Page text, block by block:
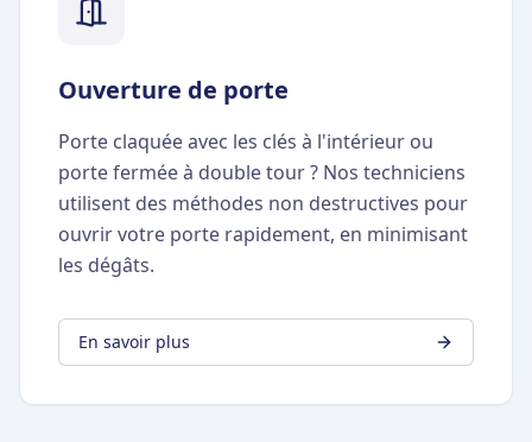
Ouverture de porte
Porte claquée avec les clés à l'intérieur ou
porte fermée à double tour ? Nos techniciens
utilisent des méthodes non destructives pour
ouvrir votre porte rapidement, en minimisant
les dégâts.
En savoir plus